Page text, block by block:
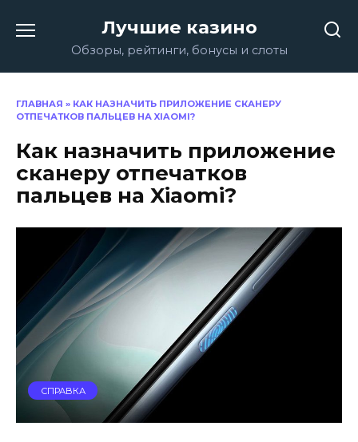
содержанию
Лучшие казино
Обзоры, рейтинги, бонусы и слоты
ГЛАВНАЯ » КАК НАЗНАЧИТЬ ПРИЛОЖЕНИЕ СКАНЕРУ
ОТПЕЧАТКОВ ПАЛЬЦЕВ НА XIAOMI?
Как назначить приложение
сканеру отпечатков
пальцев на Xiaomi?
СПРАВКА